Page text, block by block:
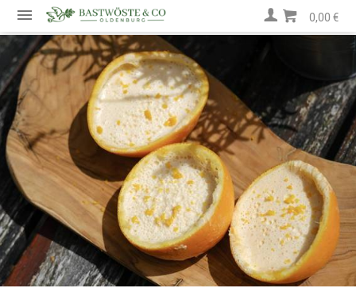
0,00 €